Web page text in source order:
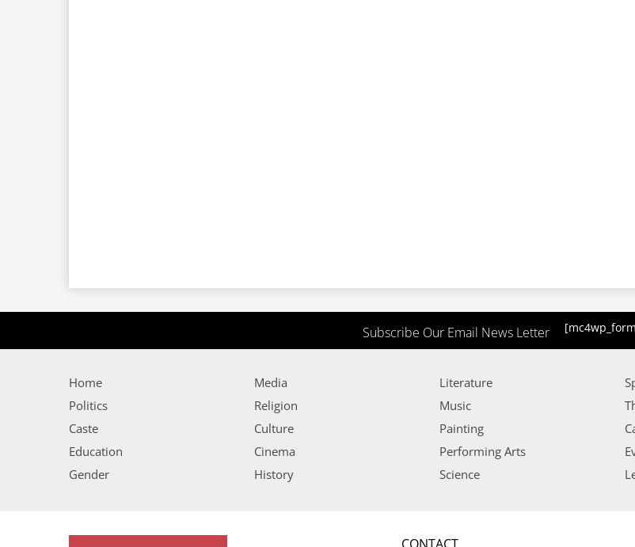
Subscribe Our Email News Letter
Home
Politics
Caste
Education
Gender
Media
Religion
Culture
Cinema
History
Literature
Music
Painting
Performing Arts
Science